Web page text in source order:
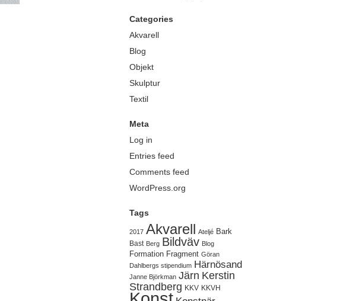
Categories
Akvarell
Blog
Objekt
Skulptur
Textil
Meta
Log in
Entries feed
Comments feed
WordPress.org
Tags
2017 Akvarell Ateljé Bark
Bast Berg Bildväv Blog
Formation Fragment Göran
Dahlbergs stipendium Härnösand
Janne Björkman Järn Kerstin
Strandberg KKV KKVH